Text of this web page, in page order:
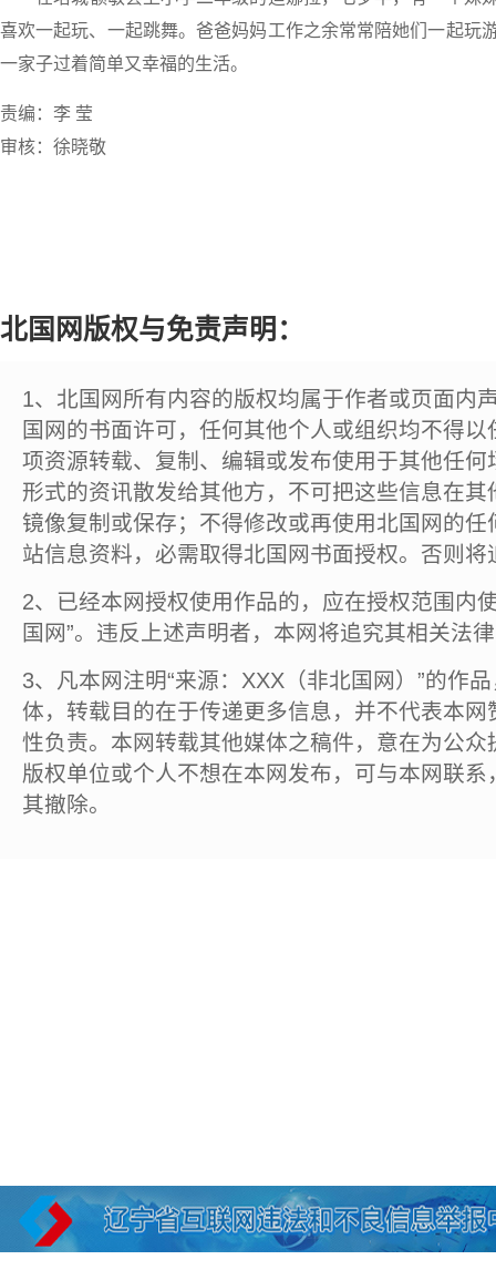
喜欢一起玩、一起跳舞。爸爸妈妈工作之余常常陪她们一起玩
一家子过着简单又幸福的生活。
责编：李 莹
审核：徐晓敬
北国网版权与免责声明：
1、北国网所有内容的版权均属于作者或页面内
国网的书面许可，任何其他个人或组织均不得
项资源转载、复制、编辑或发布使用于其他任
形式的资讯散发给其他方，不可把这些信息在
镜像复制或保存；不得修改或再使用北国网的
站信息资料，必需取得北国网书面授权。否则将
2、已经本网授权使用作品的，应在授权范围内
国网”。违反上述声明者，本网将追究其相关法
3、凡本网注明“来源：XXX（非北国网）”的作
体，转载目的在于传递更多信息，并不代表本
性负责。本网转载其他媒体之稿件，意在为公
版权单位或个人不想在本网发布，可与本网联
其撤除。